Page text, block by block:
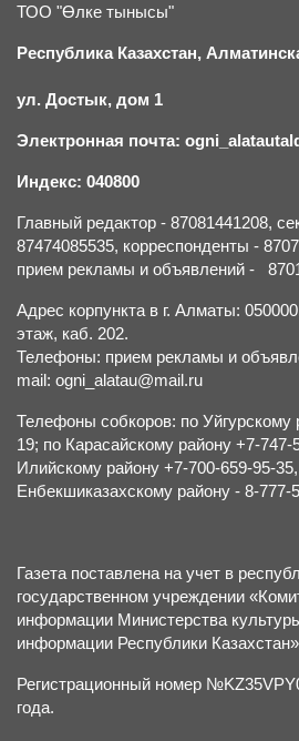
ТОО "Өлке тынысы"
Республика Казахстан,
ул. Достык, дом 1
Электронная почта:
Индекс: 040800
Главный редактор - 87081441208,
87474085535, корреспонденты -
прием рекламы и объявлений -
Адрес корпункта в г. Алматы:
этаж, каб. 202.
Телефоны: прием рекламы и
mail: ogni_alatau@mail.ru
Телефоны собкоров: по Уйгурскому
19; по Карасайскому району +7-747-
Илийскому району +7-700-659-95-
Енбекшиказахскому району - 8-777-
Газета поставлена на учет в
государственном учреждении
информации Министерства
информации Республики
Регистрационный номер
года.